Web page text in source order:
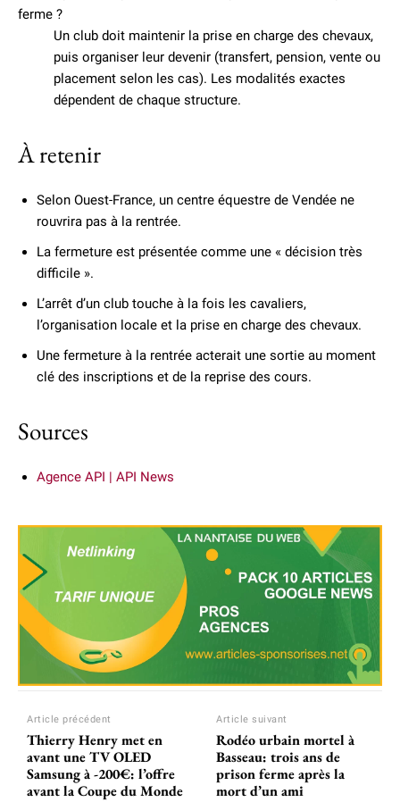
ferme ?
Un club doit maintenir la prise en charge des chevaux,
puis organiser leur devenir (transfert, pension, vente ou
placement selon les cas). Les modalités exactes
dépendent de chaque structure.
À retenir
Selon Ouest-France, un centre équestre de Vendée ne
rouvrira pas à la rentrée.
La fermeture est présentée comme une « décision très
difficile ».
L’arrêt d’un club touche à la fois les cavaliers,
l’organisation locale et la prise en charge des chevaux.
Une fermeture à la rentrée acterait une sortie au moment
clé des inscriptions et de la reprise des cours.
Sources
Agence API | API News
Article précédent
Thierry Henry met en
avant une TV OLED
Samsung à -200€: l’offre
avant la Coupe du Monde
Article suivant
Rodéo urbain mortel à
Basseau: trois ans de
prison ferme après la
mort d’un ami